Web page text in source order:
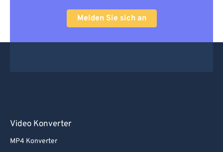
Melden Sie sich an
Video Konverter
MP4 Konverter